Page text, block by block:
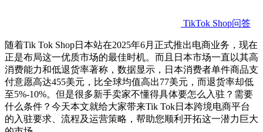
TikTok Shop问答
随着Tik Tok Shop日本站在2025年6月正式推出电商业务，现在
正是布局这一优质市场的最佳时机。 而且 日本市场一直以其高
消费能力和低退货率著称 ， 数据显示，日本消费者单件商品支
付意愿高达455美元，比全球均值高出77美元，而退货率却低
至5%-10%。 但是很多新手卖家不懂得具体要怎么入驻？需要
什么条件？今天本文就给大家带来Tik Tok日本跨境电商平台
的入驻要求、流程及运营策略，帮助您顺利开拓这一潜力巨大